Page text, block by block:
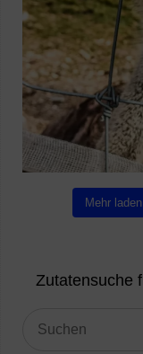
Mehr
Zutatensuche